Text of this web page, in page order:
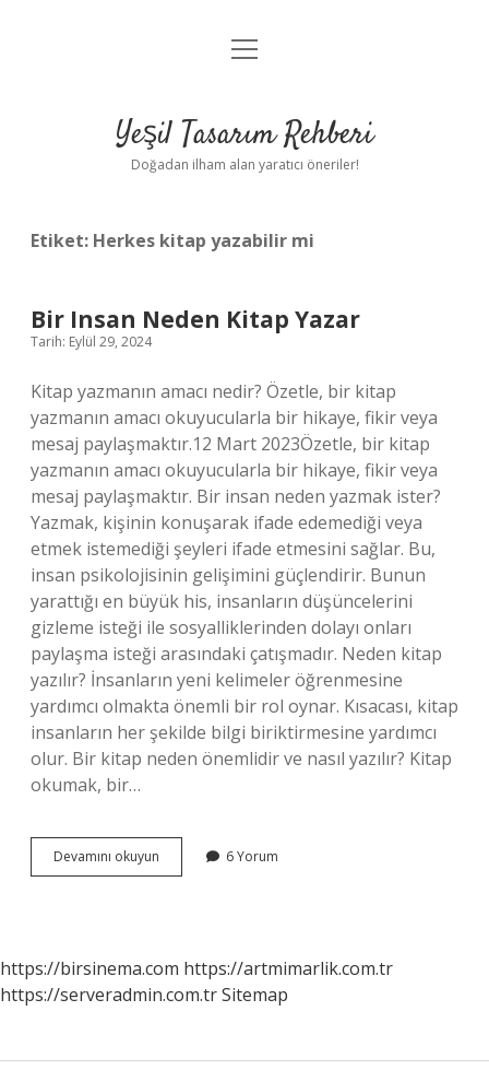
Anasayfa
Yasal Uyarı
menüyü
Yeşil Tasarım Rehberi
Doğadan ilham alan yaratıcı öneriler!
Etiket: Herkes kitap yazabilir mi
Bir Insan Neden Kitap Yazar
Tarih: Eylül 29, 2024
Kitap yazmanın amacı nedir? Özetle, bir kitap
yazmanın amacı okuyucularla bir hikaye, fikir veya
mesaj paylaşmaktır.12 Mart 2023Özetle, bir kitap
yazmanın amacı okuyucularla bir hikaye, fikir veya
mesaj paylaşmaktır. Bir insan neden yazmak ister?
Yazmak, kişinin konuşarak ifade edemediği veya
etmek istemediği şeyleri ifade etmesini sağlar. Bu,
insan psikolojisinin gelişimini güçlendirir. Bunun
yarattığı en büyük his, insanların düşüncelerini
gizleme isteği ile sosyalliklerinden dolayı onları
paylaşma isteği arasındaki çatışmadır. Neden kitap
yazılır? İnsanların yeni kelimeler öğrenmesine
yardımcı olmakta önemli bir rol oynar. Kısacası, kitap
insanların her şekilde bilgi biriktirmesine yardımcı
olur. Bir kitap neden önemlidir ve nasıl yazılır? Kitap
okumak, bir…
Devamını okuyun
Insan
6 Yorum
https://birsinema.com https://artmimarlik.com.tr
https://serveradmin.com.trSitemap